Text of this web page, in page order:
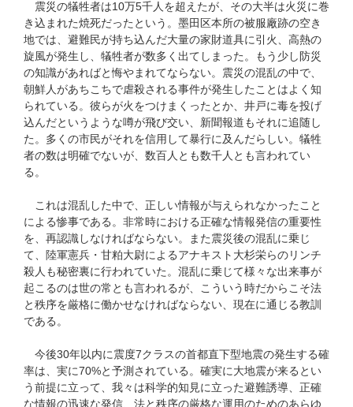
震災の犠牲者は10万5千人を超えたが、その大半は火災に巻
き込まれた焼死だったという。墨田区本所の被服廠跡の空き
地では、避難民が持ち込んだ大量の家財道具に引火、高熱の
旋風が発生し、犠牲者が数多く出てしまった。もう少し防災
の知識があればと悔やまれてならない。震災の混乱の中で、
朝鮮人があちこちで虐殺される事件が発生したことはよく知
られている。彼らが火をつけまくったとか、井戸に毒を投げ
込んだというような噂が飛び交い、新聞報道もそれに追随し
た。多くの市民がそれを信用して暴行に及んだらしい。犠牲
者の数は明確でないが、数百人とも数千人とも言われてい
る。
これは混乱した中で、正しい情報が与えられなかったこと
による惨事である。非常時における正確な情報発信の重要性
を、再認識しなければならない。また震災後の混乱に乗じ
て、陸軍憲兵・甘粕大尉によるアナキスト大杉栄らのリンチ
殺人も秘密裏に行われていた。混乱に乗じて様々な出来事が
起こるのは世の常とも言われるが、こういう時だからこそ法
と秩序を厳格に働かせなければならない、現在に通じる教訓
である。
今後30年以内に震度7クラスの首都直下型地震の発生する確
率は、実に70%と予測されている。確実に大地震が来るとい
う前提に立って、我々は科学的知見に立った避難誘導、正確
な情報の迅速な発信、法と秩序の厳格な運用のためのあらゆ